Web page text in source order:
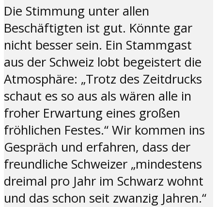
Die Stimmung unter allen
Beschäftigten ist gut. Könnte gar
nicht besser sein. Ein Stammgast
aus der Schweiz lobt begeistert die
Atmosphäre: „Trotz des Zeitdrucks
schaut es so aus als wären alle in
froher Erwartung eines großen
fröhlichen Festes.“ Wir kommen ins
Gespräch und erfahren, dass der
freundliche Schweizer „mindestens
dreimal pro Jahr im Schwarz wohnt
und das schon seit zwanzig Jahren.“